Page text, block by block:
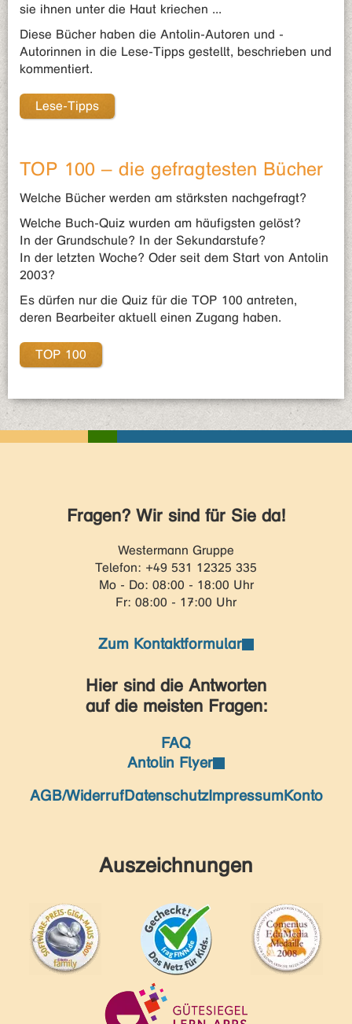
sie ihnen unter die Haut kriechen ...
Diese Bücher haben die Antolin-Autoren und -
Autorinnen in die Lese-Tipps gestellt, beschrieben und
kommentiert.
Lese-Tipps
TOP 100 – die gefragtesten Bücher
Welche Bücher werden am stärksten nachgefragt?
Welche Buch-Quiz wurden am häufigsten gelöst?
In der Grundschule? In der Sekundarstufe?
In der letzten Woche? Oder seit dem Start von Antolin
2003?
Es dürfen nur die Quiz für die TOP 100 antreten,
deren Bearbeiter aktuell einen Zugang haben.
TOP 100